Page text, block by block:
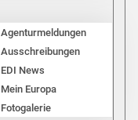
Agenturmeldungen
Ausschreibungen
EDI News
Mein Europa
Fotogalerie